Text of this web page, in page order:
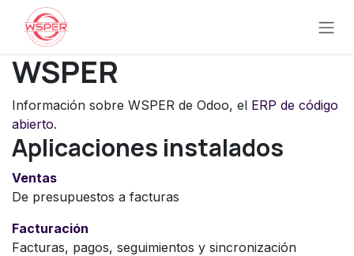
Ir al contenido
WSPER
Información sobre WSPER de Odoo, el ERP de código
abierto.
Aplicaciones instalados
Ventas
De presupuestos a facturas
Facturación
Facturas, pagos, seguimientos y sincronización